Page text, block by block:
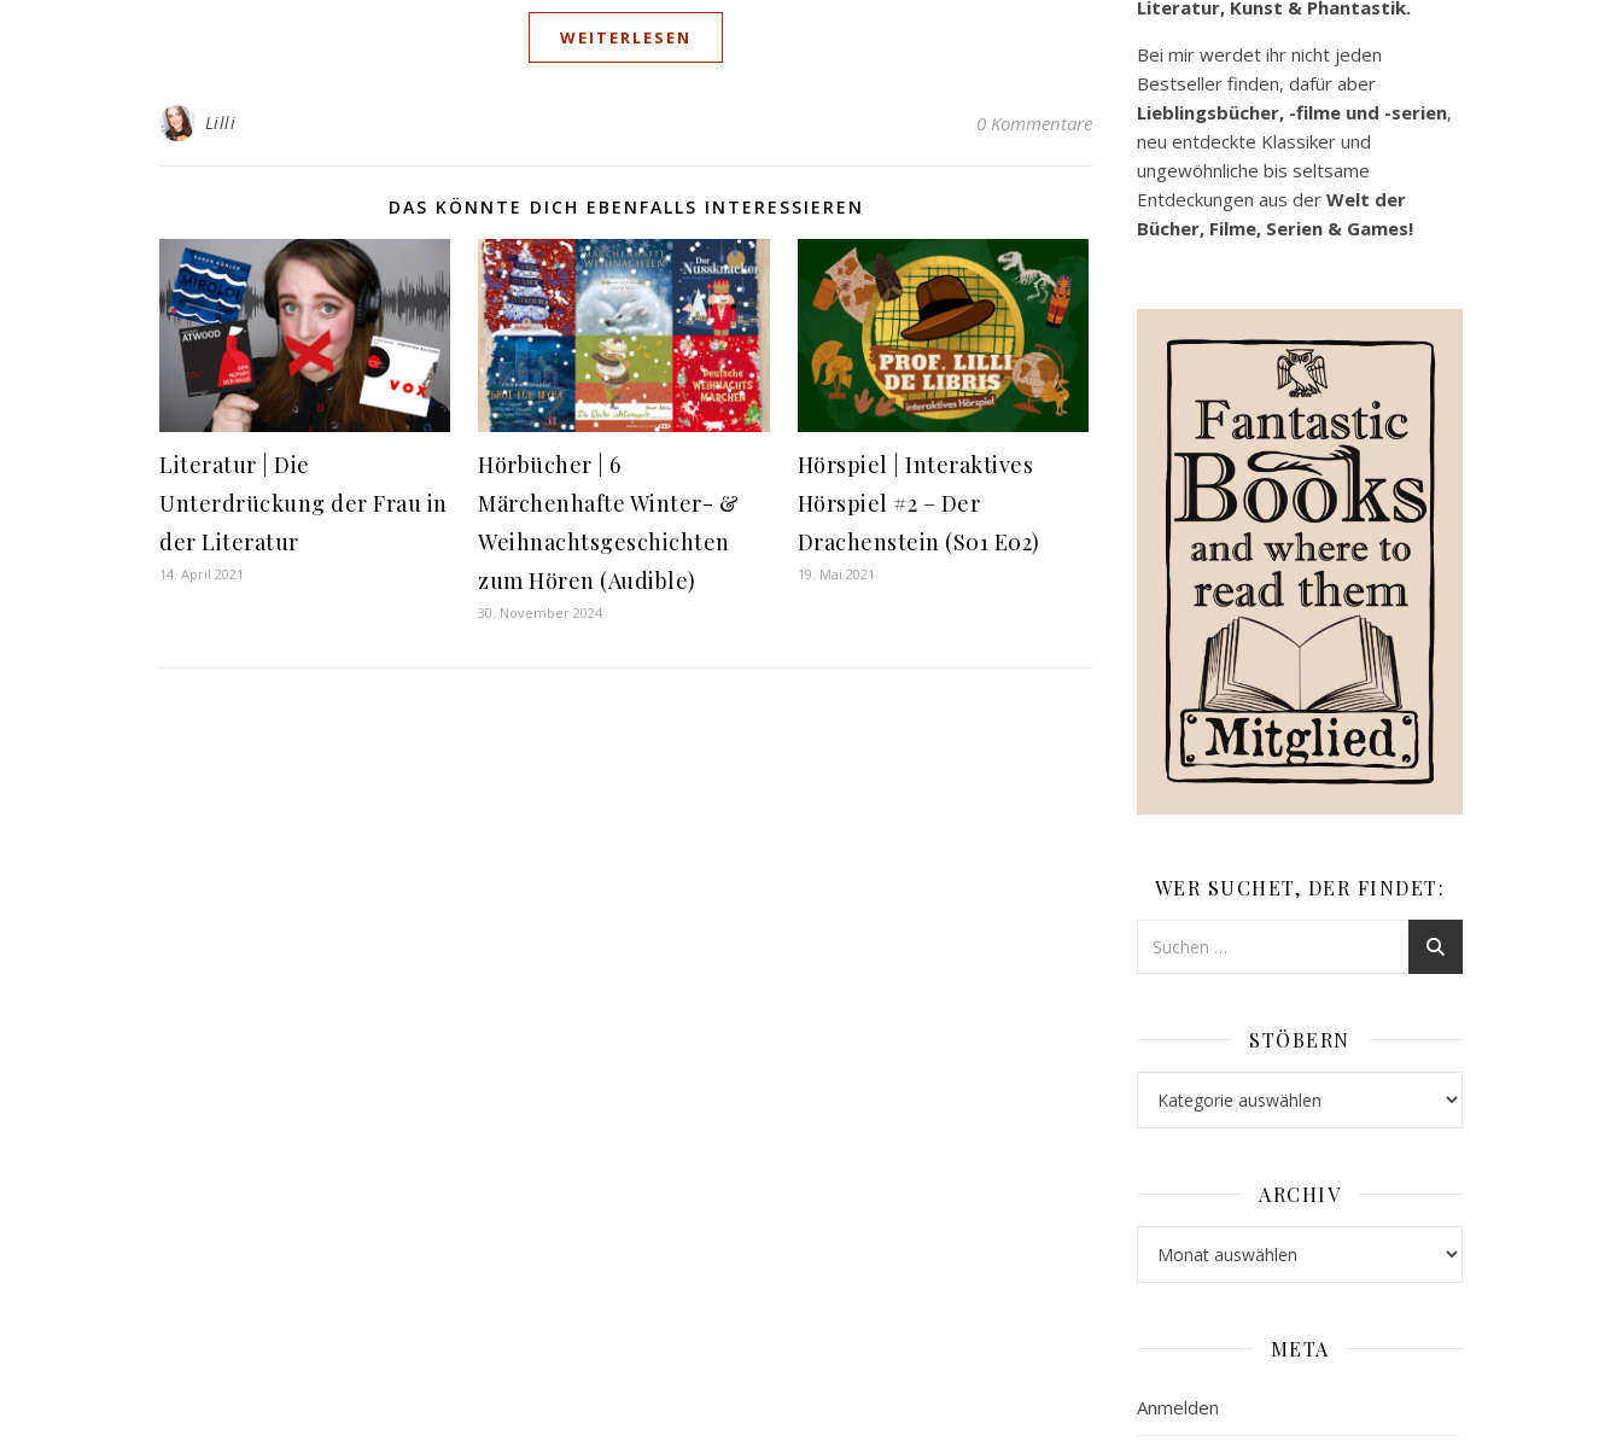
WEITERLESEN
Lilli 0 Kommentare
DAS KÖNNTE DICH EBENFALLS INTERESSIEREN
Literatur | Die
Unterdrückung der Frau in
der Literatur
14. April 2021
Hörbücher | 6
Märchenhafte Winter- &
Weihnachtsgeschichten
zum Hören (Audible)
30. November 2024
Hörspiel | Interaktives
Hörspiel #2 – Der
Drachenstein (S01 E02)
19. Mai 2021
Literatur, Kunst & Phantastik.
Bei mir werdet ihr nicht jeden
Bestseller finden, dafür aber
Lieblingsbücher, -filme und -serien,
neu entdeckte Klassiker und
ungewöhnliche bis seltsame
Entdeckungen aus der Welt der
Bücher, Filme, Serien & Games!
WER SUCHET, DER FINDET:
STÖBERN
ARCHIV
META
Anmelden